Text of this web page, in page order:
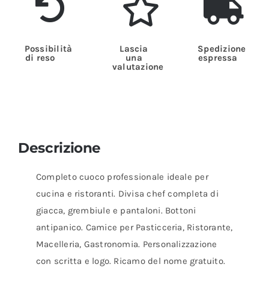
Possibilità
di reso
Lascia
una
valutazione
Spedizione
espressa
Descrizione
Completo cuoco professionale ideale per
cucina e ristoranti. Divisa chef completa di
giacca, grembiule e pantaloni. Bottoni
antipanico. Camice per Pasticceria, Ristorante,
Macelleria, Gastronomia. Personalizzazione
con scritta e logo. Ricamo del nome gratuito.